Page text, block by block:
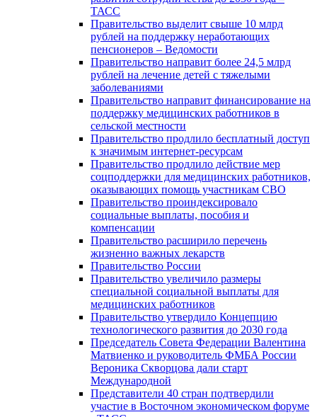
ТАСС
Правительство выделит свыше 10 млрд
рублей на поддержку неработающих
пенсионеров – Ведомости
Правительство направит более 24,5 млрд
рублей на лечение детей с тяжелыми
заболеваниями
Правительство направит финансирование на
поддержку медицинских работников в
сельской местности
Правительство продлило бесплатный доступ
к значимым интернет-ресурсам
Правительство продлило действие мер
соцподдержки для медицинских работников,
оказывающих помощь участникам СВО
Правительство проиндексировало
социальные выплаты, пособия и
компенсации
Правительство расширило перечень
жизненно важных лекарств
Правительство России
Правительство увеличило размеры
специальной социальной выплаты для
медицинских работников
Правительство утвердило Концепцию
технологического развития до 2030 года
Председатель Совета Федерации Валентина
Матвиенко и руководитель ФМБА России
Вероника Скворцова дали старт
Международной
Представители 40 стран подтвердили
участие в Восточном экономическом форуме